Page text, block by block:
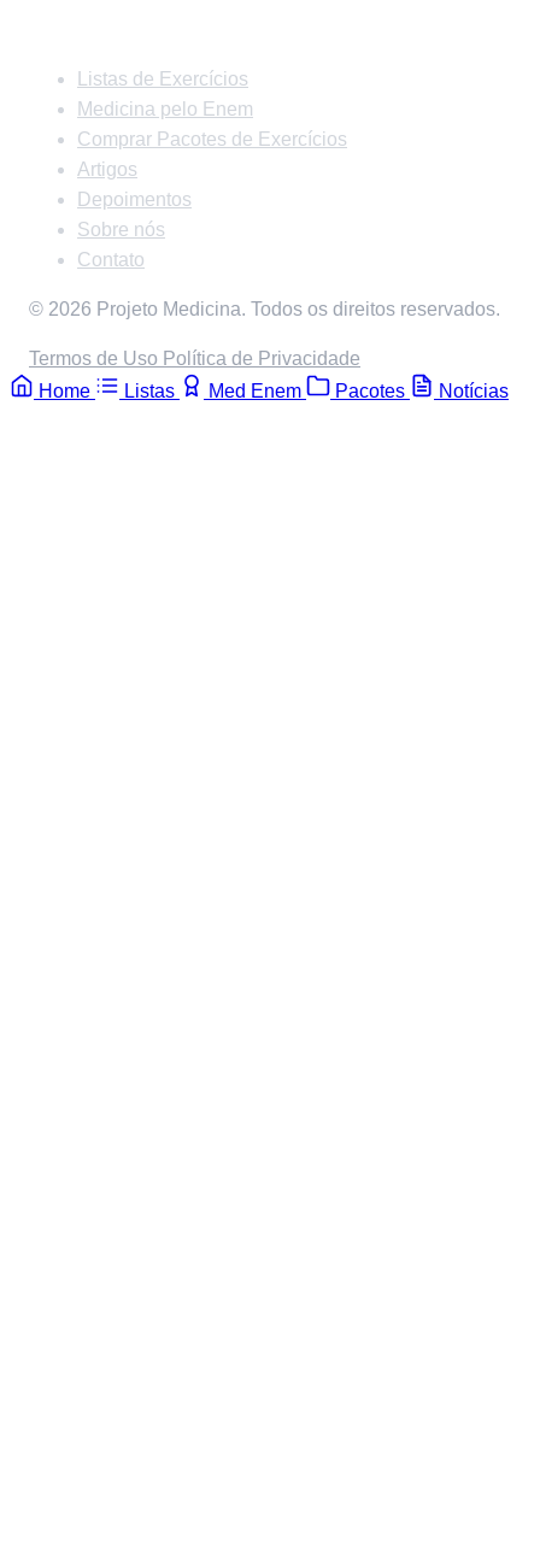
Listas de Exercícios
Medicina pelo Enem
Comprar Pacotes de Exercícios
Artigos
Depoimentos
Sobre nós
Contato
© 2026 Projeto Medicina. Todos os direitos reservados.
Termos de Uso Política de Privacidade
Home
Listas Med Enem Pacotes Notícias